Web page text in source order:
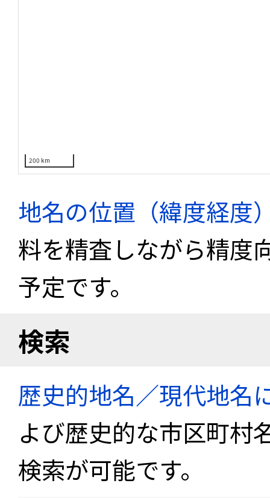
200 km
地名の位置（緯度経度
料を精査しながら精度
予定です。
検索
歴史的地名／現代地名
よび歴史的な市区町村
検索が可能です。